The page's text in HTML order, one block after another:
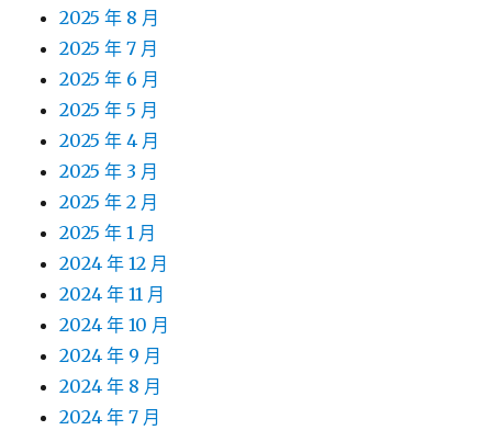
2025 年 8 月
2025 年 7 月
2025 年 6 月
2025 年 5 月
2025 年 4 月
2025 年 3 月
2025 年 2 月
2025 年 1 月
2024 年 12 月
2024 年 11 月
2024 年 10 月
2024 年 9 月
2024 年 8 月
2024 年 7 月